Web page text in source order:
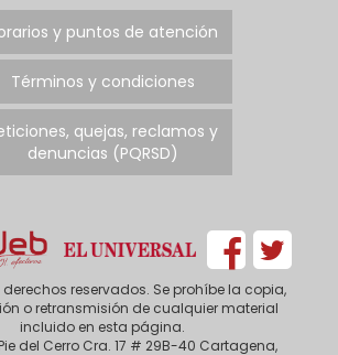
y puntos de atención
Términos y condiciones
quejas, reclamos y
denuncias (PQRSD)
reservados. Se prohíbe la copia,
o retransmisión de cualquier material
incluido en esta página.
del Cerro Cra. 17 # 29B-40 Cartagena,